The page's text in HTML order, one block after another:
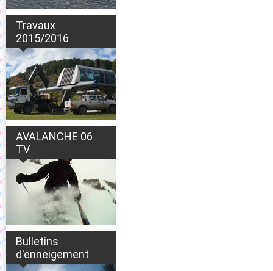
Travaux
2015/2016
AVALANCHE 06
TV
Bulletins
d'enneigement